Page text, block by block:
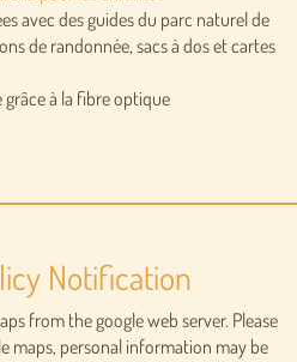
avec des guides du parc naturel de
de randonnée, sacs à dos et cartes
à la fibre optique
Notification
from the google web server. Please
maps, personal information may be